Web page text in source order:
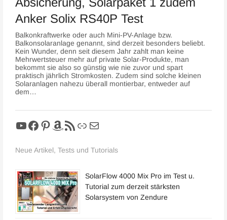
Anker Solix RS40P Test
Balkonkraftwerke oder auch Mini-PV-Anlage bzw.
Balkonsolaranlage genannt, sind derzeit besonders beliebt.
Kein Wunder, denn seit diesem Jahr zahlt man keine
Mehrwertsteuer mehr auf private Solar-Produkte, man
bekommt sie also so günstig wie nie zuvor und spart
praktisch jährlich Stromkosten. Zudem sind solche kleinen
Solaranlagen nahezu überall montierbar, entweder auf
dem…
YouTube
Facebook
Pinterest
Amazon
RSS-Feed
Link
E-Mail
Neue Artikel, Tests und Tutorials
SolarFlow 4000 Mix Pro im Test u.
Tutorial zum derzeit stärksten
Solarsystem von Zendure